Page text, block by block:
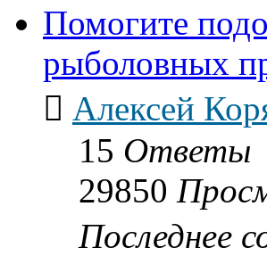
Помогите
рыболовных
Алексей
15 Ответы
29850
Последнее